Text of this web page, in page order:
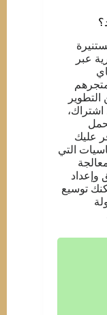
عبر
عليك
التي
وإعداد
توسيع